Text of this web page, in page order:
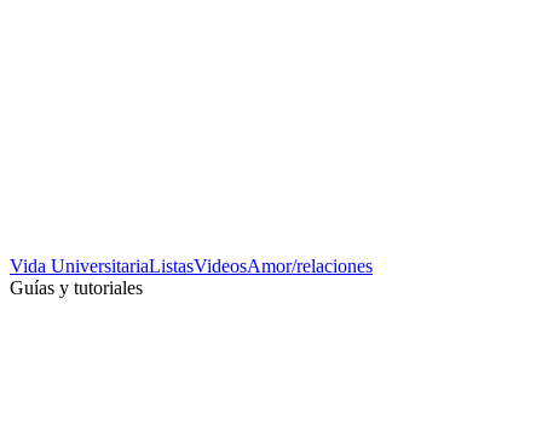
Vida UniversitariaListasVideosAmor/relaciones
Guías y tutoriales